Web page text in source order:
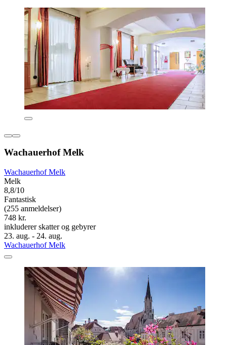
Wachauerhof Melk
Wachauerhof Melk
Melk
8,8/10
Fantastisk
(255 anmeldelser)
748 kr.
inkluderer skatter og gebyrer
23. aug. - 24. aug.
Wachauerhof Melk